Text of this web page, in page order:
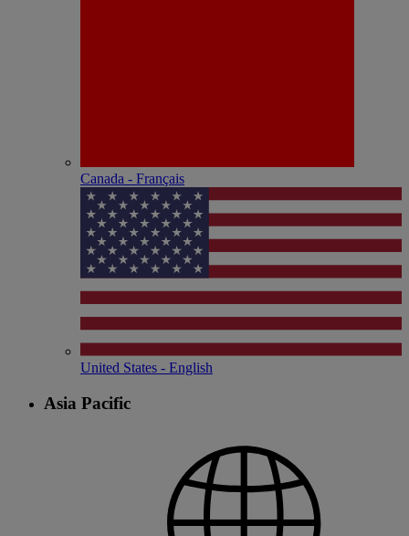
Canada - Français
United States - English
Asia Pacific